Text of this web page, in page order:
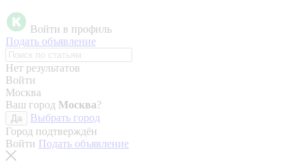
Войти в профиль
Подать объявление
Нет результатов
Войти
Москва
Ваш город Москва?
Да
Выбрать город
Город подтверждён
Войти Подать объявление